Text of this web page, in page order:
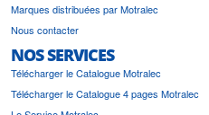
Marques distribuées par Motralec
Nous contacter
NOS SERVICES
Télécharger le Catalogue Motralec
Télécharger le Catalogue 4 pages Motralec